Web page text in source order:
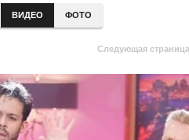
ВИДЕО ФОТО
Следующая страница